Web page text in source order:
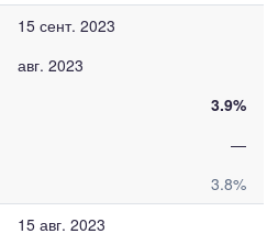
15 сент. 2023
авг. 2023
3.9%
—
3.8%
15 авг. 2023